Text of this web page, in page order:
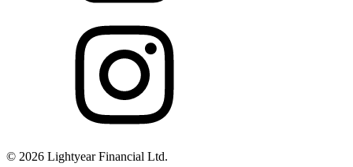
© 2026 Lightyear Financial Ltd.